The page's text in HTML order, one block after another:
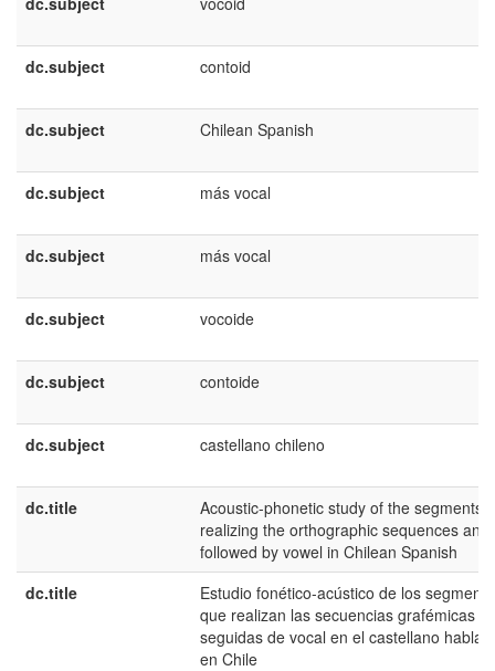
dc.subject contoid
dc.subject Chilean Spanish
dc.subject más vocal
dc.subject más vocal
dc.subject vocoide
dc.subject contoide
dc.subject castellano chileno
dc.title
Acoustic-phonetic study of the segments
realizing the orthographic sequences and
followed by vowel in Chilean Spanish
dc.title
Estudio fonético-acústico de los
que realizan las secuencias grafémicas y
seguidas de vocal en el castellano
en Chile